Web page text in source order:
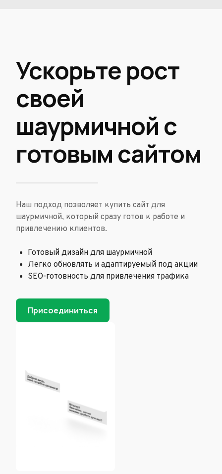
Ускорьте рост
своей
шаурмичной с
готовым сайтом
Наш подход позволяет купить сайт для
шаурмичной, который сразу готов к работе и
привлечению клиентов.
Готовый дизайн для шаурмичной
Легко обновлять и адаптируемый под акции
SEO-готовность для привлечения трафика
Присоединиться